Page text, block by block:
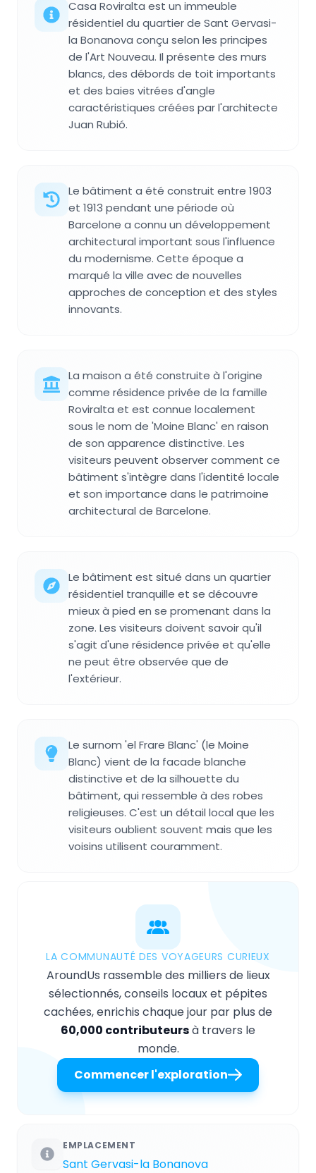
Casa Roviralta est un immeuble
résidentiel du quartier de Sant Gervasi-
la Bonanova conçu selon les principes
de l'Art Nouveau. Il présente des murs
blancs, des débords de toit importants
et des baies vitrées d'angle
caractéristiques créées par l'architecte
Juan Rubió.
Le bâtiment a été construit entre 1903
et 1913 pendant une période où
Barcelone a connu un développement
architectural important sous l'influence
du modernisme. Cette époque a
marqué la ville avec de nouvelles
approches de conception et des styles
innovants.
La maison a été construite à l'origine
comme résidence privée de la famille
Roviralta et est connue localement
sous le nom de 'Moine Blanc' en raison
de son apparence distinctive. Les
visiteurs peuvent observer comment ce
bâtiment s'intègre dans l'identité locale
et son importance dans le patrimoine
architectural de Barcelone.
Le bâtiment est situé dans un quartier
résidentiel tranquille et se découvre
mieux à pied en se promenant dans la
zone. Les visiteurs doivent savoir qu'il
s'agit d'une résidence privée et qu'elle
ne peut être observée que de
l'extérieur.
Le surnom 'el Frare Blanc' (le Moine
Blanc) vient de la facade blanche
distinctive et de la silhouette du
bâtiment, qui ressemble à des robes
religieuses. C'est un détail local que les
visiteurs oublient souvent mais que les
voisins utilisent couramment.
LA COMMUNAUTÉ DES VOYAGEURS CURIEUX
AroundUs rassemble des milliers de lieux
sélectionnés, conseils locaux et pépites
cachées, enrichis chaque jour par plus de
60,000 contributeursà travers le
monde.
Commencer l'exploration
EMPLACEMENT
Sant Gervasi-la Bonanova